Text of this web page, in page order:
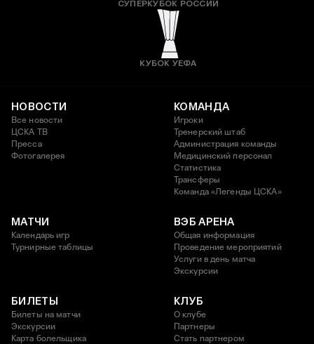
СУПЕРКУБОК РОССИИ
КУБОК УЕФА
НОВОСТИ
Все новости
ЦСКА ТВ
Пресса
Фотогалерея
КОМАНДА
Игроки
Тренерский штаб
Администрация команды
Медицинский персонал
Статистика
Трансферы
Команда «Легенды ЦСКА»
МАТЧИ
Календарь игр
Турнирные таблицы
ВЭБ АРЕНА
Общая информация
Проведение мероприятий
Услуги в день матча
Экскурсии
БИЛЕТЫ
Билеты на матчи
Экскурсии
Карта болельщика
КЛУБ
О клубе
Партнеры
Стать партнером